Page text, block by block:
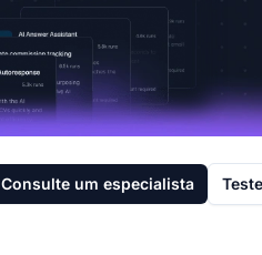
Consulte um especialista